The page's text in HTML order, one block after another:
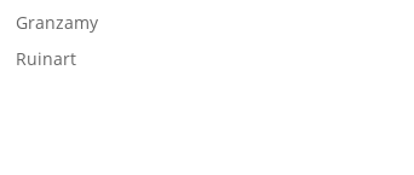
Granzamy
Ruinart